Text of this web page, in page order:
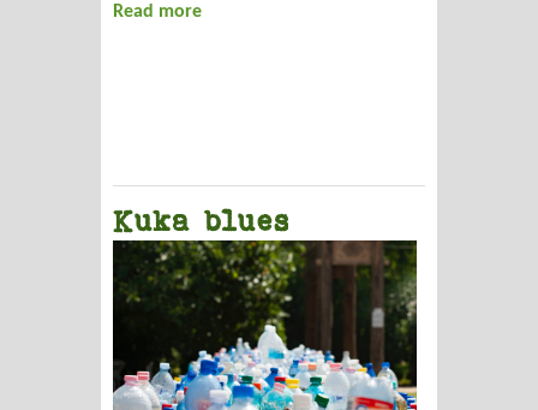
Read more
Kuka blues